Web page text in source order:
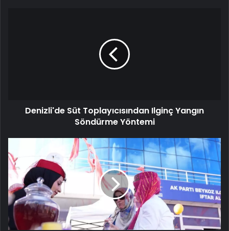
Denizli'de Süt Toplayıcısından Ilginç Yangın
Söndürme Yöntemi